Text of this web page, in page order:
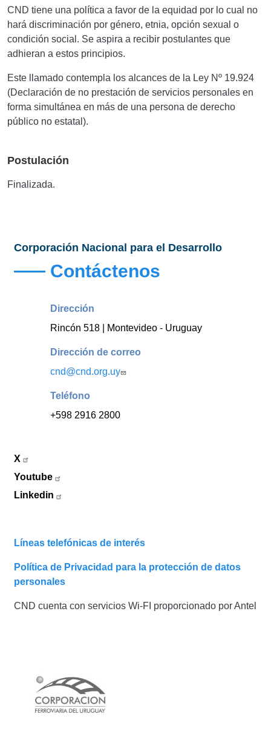
CND tiene una política a favor de la equidad por lo cual no
hará discriminación por género, etnia, opción sexual o
condición social. Se aspira a recibir postulantes que
adhieran a estos principios.
Este llamado contempla los alcances de la Ley Nº 19.924
(Declaración de no prestación de servicios personales en
forma simultánea en más de una persona de derecho
público no estatal).
Postulación
Finalizada.
Corporación Nacional para el Desarrollo
Contáctenos
Dirección
Rincón 518 | Montevideo - Uruguay
Dirección de correo
cnd@cnd.org.uy
Teléfono
+598 2916 2800
X
Youtube
Linkedin
Líneas telefónicas de interés
Política de Privacidad para la protección de datos
personales
CND cuenta con servicios Wi-FI proporcionado por Antel